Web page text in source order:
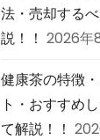
法・売却する
説！！ 2026年
健康茶の特徴
ト・おすすめ
て解説！！